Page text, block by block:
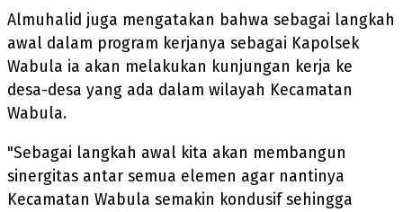
Almuhalid juga mengatakan bahwa sebagai langkah
awal dalam program kerjanya sebagai Kapolsek
Wabula ia akan melakukan kunjungan kerja ke
desa-desa yang ada dalam wilayah Kecamatan
Wabula.
"Sebagai langkah awal kita akan membangun
sinergitas antar semua elemen agar nantinya
Kecamatan Wabula semakin kondusif sehingga